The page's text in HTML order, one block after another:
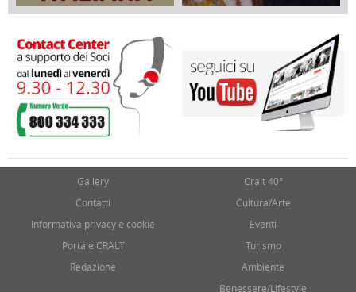
17 Febbraio 2018
05 Maggio 2018
Gallery
Contatti
Informativa privacy e cookie
Portale CRALT
Redazione
Cralt 40°
Cultura/Arte
Eventi
Turismo
Ambiente
Benessere/Lifestyle